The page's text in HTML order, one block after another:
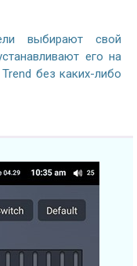
выбирают свой
его на
без каких-либо